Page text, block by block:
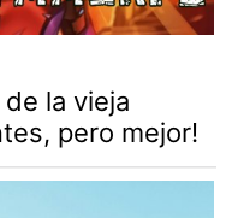
la vieja
pero mejor!